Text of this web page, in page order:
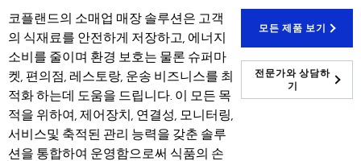
코플랜드의 소매업 매장 솔루션은 고객
의 식재료를 안전하게 저장하고, 에너지
소비를 줄이며 환경 보호는 물론 슈퍼마
켓, 편의점, 레스토랑, 운송 비즈니스를 최
적화 하는데 도움을 드립니다. 이 모든 목
적을 위하여, 제어장치, 연결성, 모니터링,
서비스및 축적된 관리 능력을 갖춘 솔루
션을 통합하여 운영함으로써 식품의 손
모든 제품 보기
전문가와 상담하
기